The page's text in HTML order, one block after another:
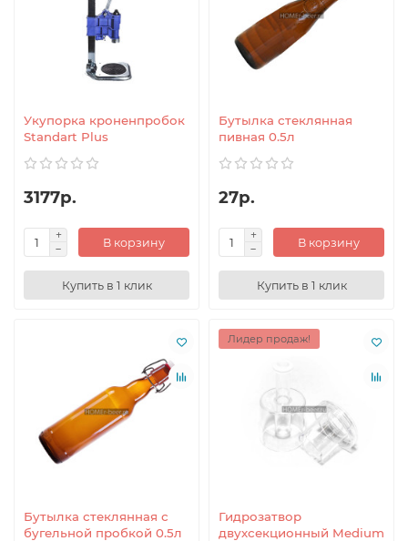
Укупорка кроненпробок
Standart Plus
3177р.
В корзину
Купить в 1 клик
Бутылка стеклянная
пивная 0.5л
27р.
В корзину
Купить в 1 клик
Бутылка стеклянная с
бугельной пробкой 0.5л
Лидер продаж!
Гидрозатвор
двухсекционный Medium